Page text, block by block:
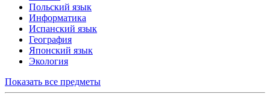
Польский язык
Информатика
Испанский язык
География
Японский язык
Экология
Показать все предметы